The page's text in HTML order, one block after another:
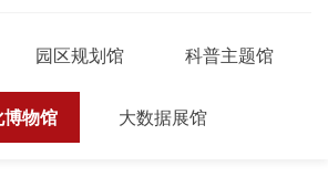
园区规划馆 科普主题馆
博物馆 大数据展馆